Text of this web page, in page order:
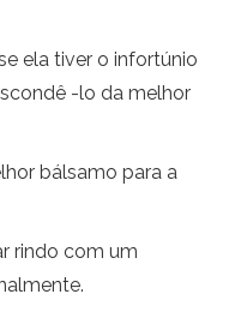
ela tiver o infortúnio
-lo da melhor
bálsamo para a
rindo com um